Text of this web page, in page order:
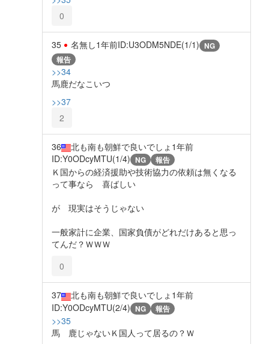
0
35 名無し1年前ID:U3ODM5NDE(1/1) NG
報告
>>34
馬鹿だなこいつ
>>37
2
36 北も南も朝鮮で良いでしょ 1年前
ID:Y0ODcyMTU(1/4) NG 報告
Ｋ国からの経済援助や技術協力の依頼は無くなる
って事なら 喜ばしい
が 現実はそうじゃない
一般家計に企業、国家負債がどれだけあると思っ
てんだ？ＷＷＷ
0
37 北も南も朝鮮で良いでしょ 1年前
ID:Y0ODcyMTU(2/4) NG 報告
>>35
馬 鹿じゃないＫ国人って居るの？Ｗ